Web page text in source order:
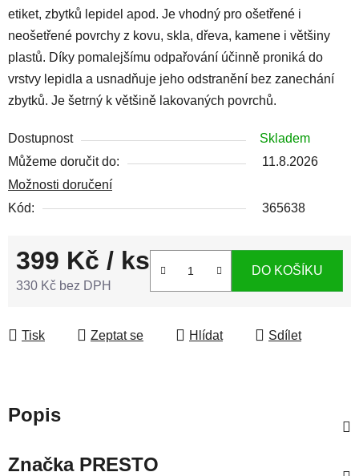
etiket, zbytků lepidel apod. Je vhodný pro ošetřené i
neošetřené povrchy z kovu, skla, dřeva, kamene i většiny
plastů. Díky pomalejšímu odpařování účinně proniká do
vrstvy lepidla a usnadňuje jeho odstranění bez zanechání
zbytků. Je šetrný k většině lakovaných povrchů.
Dostupnost
Skladem
Můžeme doručit do:
11.8.2026
Možnosti doručení
Kód:
365638
399 Kč / ks
330 Kč bez DPH
DO KOŠÍKU
Tisk Zeptat se Hlídat Sdílet
Popis
ZnačkaPRESTO